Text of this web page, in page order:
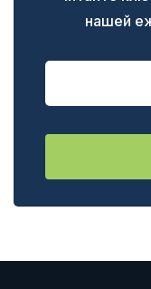
нашей